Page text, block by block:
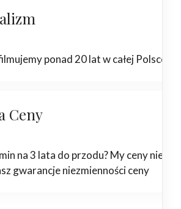
ponad 20 lat w całej Polsce
Ceny
na 3 lata do przodu? My ceny nie
gwarancje niezmienności ceny